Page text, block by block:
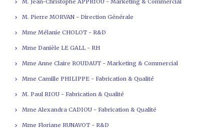
M. Pierre MORVAN - Direction Générale
Mme Mélanie CHOLOT - R&D
Mme Danièle LE GALL - RH
Mme Anne Claire ROUDAUT - Marketing & Commercial
Mme Camille PHILIPPE - Fabrication & Qualité
M. Paul RIOU - Fabrication & Qualité
Mme Alexandra CADIOU - Fabrication & Qualité
Mme Floriane RUNAVOT - R&D